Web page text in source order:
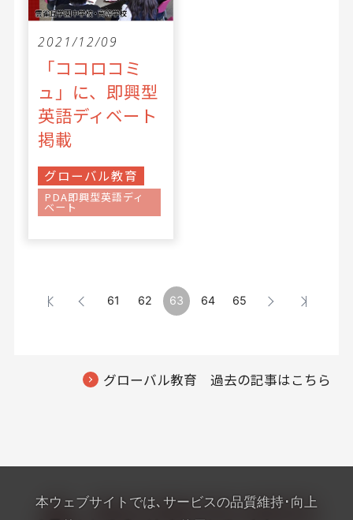
2021/12/09
「ココロコミ
ュ」に、即興型
英語ディベート
掲載
グローバル教育
PDA即興型英語ディ
ベート
61 62 63 64 65
グローバル教育 過去の記事はこちら
本ウェブサイトでは､サービスの品質維持･向上